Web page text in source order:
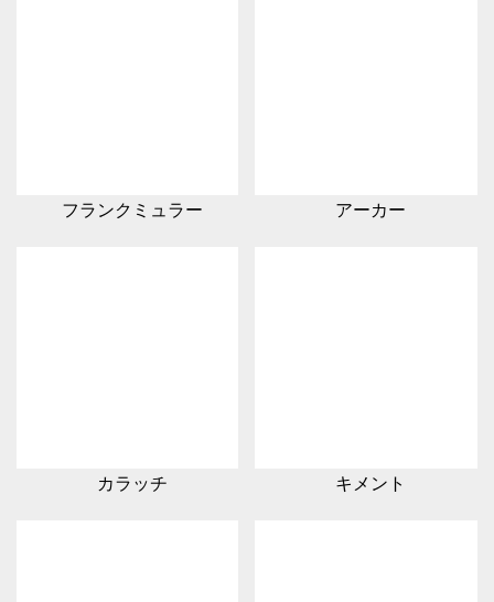
フランクミュラー アーカー
カラッチ キメント